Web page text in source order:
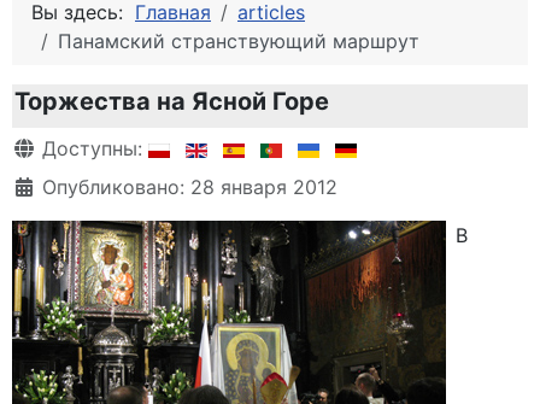
Вы здесь: Главная
articles
Панамский странствующий маршрут
Торжества на Ясной Горе
Информация о материале
Доступны:
Опубликовано: 28 января 2012
В